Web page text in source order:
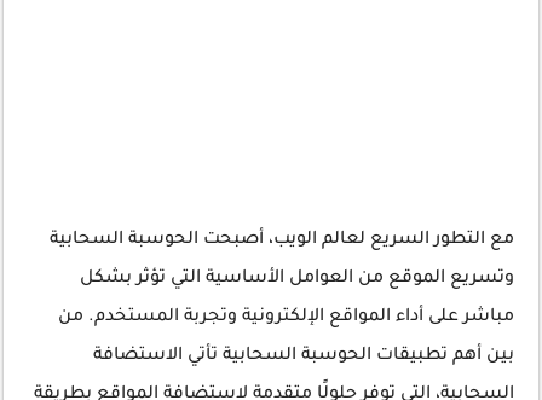
مع التطور السريع لعالم الويب، أصبحت الحوسبة السحابية
وتسريع الموقع من العوامل الأساسية التي تؤثر بشكل
مباشر على أداء المواقع الإلكترونية وتجربة المستخدم. من
بين أهم تطبيقات الحوسبة السحابية تأتي الاستضافة
السحابية، التي توفر حلولًا متقدمة لاستضافة المواقع بطريقة